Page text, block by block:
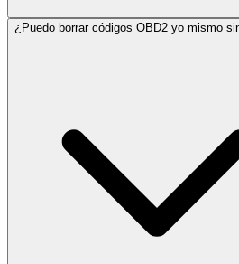
¿Puedo borrar códigos OBD2 yo mismo